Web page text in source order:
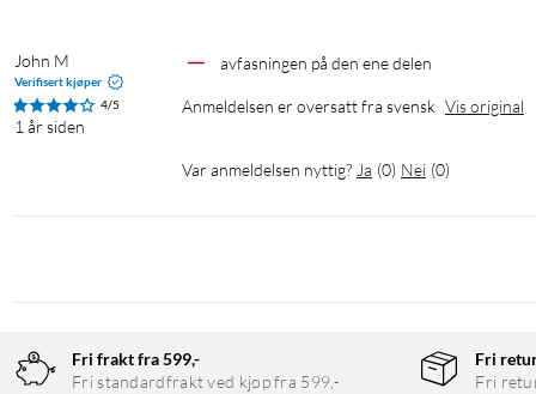
John M
Verifisert kjøper
4/5
1 år siden
avfasningen på den ene delen
Anmeldelsen er oversatt fra svensk Vis original
Var anmeldelsen nyttig? Ja (0) Nei (0)
Fri frakt fra 599,-
Fri standardfrakt ved kjøp fra 599,-
Fri
Fri